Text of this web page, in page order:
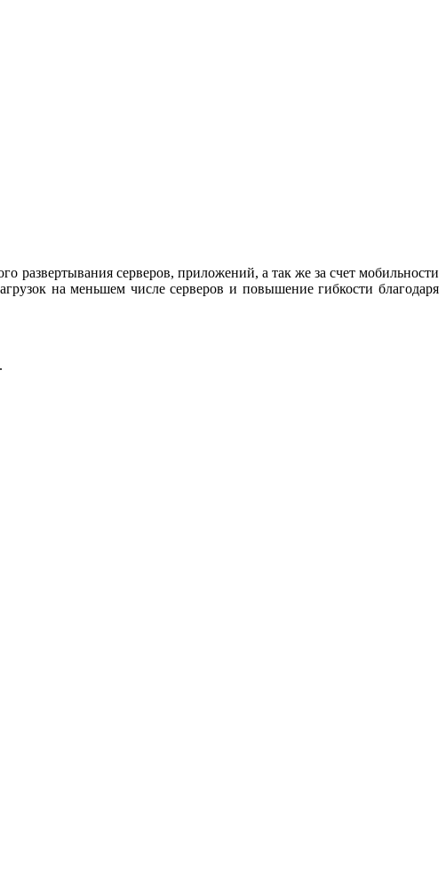
развертывания серверов, приложений, а так же за счет мобильности
на меньшем числе серверов и повышение гибкости благодаря